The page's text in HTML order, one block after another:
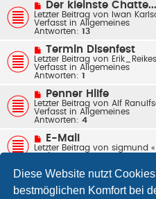
Diese Website nutzt
bestmöglichen Komfort bei
e
i
t
r
N
e
u
e
r
B
i
t
r
Der kleinste Chatte...
Letzter Beitrag von Iwan
Verfasst in Allgemeines
Antworten: 13
N
e
u
e
r
B
e
i
t
r
Termin Disenfest
Letzter Beitrag von
Verfasst in Allgemeines
Antworten: 1
N
e
u
e
r
B
e
i
a
Penner Hilfe
Letzter Beitrag von Alf
Verfasst in Allgemeines
Antworten: 4
N
e
u
B
e
i
E-Mail
Letzter Beitrag von sigmund «
Die Suche ergab 125